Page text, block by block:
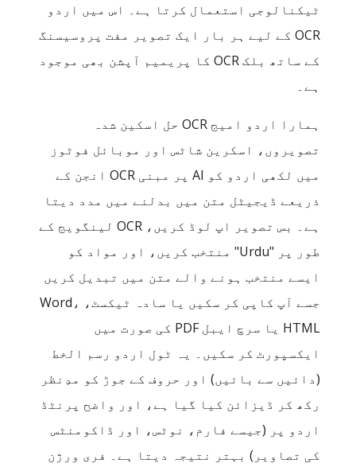
ٹیکنالوجی استعمال کرتا ہے۔ اس میں اردو
OCR کے لیے ہر بار ایک تصویر مفت پروسیسنگ
کے ساتھ بلک OCR کا پریمیم آپشن بھی موجود
ہے۔
ہمارا اردو امیج OCR حل اسکین شدہ
تصویروں، اسکرین شاٹس اور موبائل فوٹوز
میں لکھی اردو کو AI پر مبنی OCR انجن کے
ذریعے ڈیجیٹل متن میں بدلنے میں مدد دیتا
ہے۔ بس تصویر اپ لوڈ کریں، OCR لینگویج کے
طور پر "Urdu" منتخب کریں، اور مواد کو
ایسے منتخب ہونے والے متن میں تبدیل کریں
جسے آپ کاپی کر سکیں یا سادہ ٹیکسٹ، Word،
HTML یا سرچ ایبل PDF کی صورت میں
ایکسپورٹ کر سکیں۔ یہ ٹول اردو رسم الخط
(دائیں سے بائیں) اور حروف کے جوڑ کو مدِنظر
رکھ کر ڈیزائن کیا گیا ہے، اور واضح پرنٹڈ
اردو پر (جیسے فارم، نوٹس، اور ڈاکومنٹس
کی تصاویر) بہتر نتیجہ دیتا ہے۔ فری ورژن